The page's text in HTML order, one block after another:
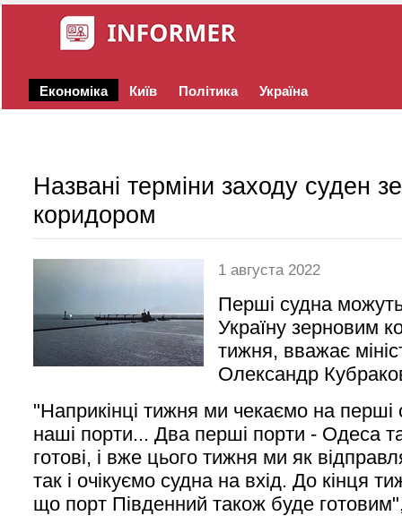
Економіка Київ Політика Україна
Названі терміни заходу суден
коридором
1 августа 2022
Перші судна
Україну зерновим
тижня, вважає
Олександр
"Наприкінці тижня ми чекаємо на перші
наші порти... Два перші порти - Одеса
готові, і вже цього тижня ми як
так і очікуємо судна на вхід. До кінця
що порт Південний також буде готовим",